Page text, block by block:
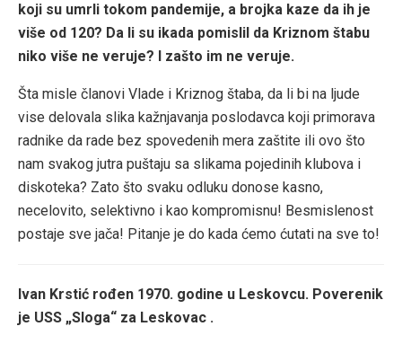
koji su umrli tokom pandemije, a brojka kaze da ih je
više od 120? Da li su ikada pomislil da Kriznom štabu
niko više ne veruje? I zašto im ne veruje.
Šta misle članovi Vlade i Kriznog štaba, da li bi na ljude
vise delovala slika kažnjavanja poslodavca koji primorava
radnike da rade bez spovedenih mera zaštite ili ovo što
nam svakog jutra puštaju sa slikama pojedinih klubova i
diskoteka? Zato što svaku odluku donose kasno,
necelovito, selektivno i kao kompromisnu! Besmislenost
postaje sve jača! Pitanje je do kada ćemo ćutati na sve to!
Ivan Krstić rođen 1970. godine u Leskovcu. Poverenik
je USS „Sloga“ za Leskovac .